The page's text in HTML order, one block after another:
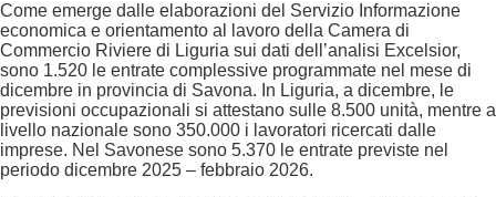
Come emerge dalle elaborazioni del Servizio Informazione
economica e orientamento al lavoro della Camera di
Commercio Riviere di Liguria sui dati dell’analisi Excelsior,
sono 1.520 le entrate complessive programmate nel mese di
dicembre in provincia di Savona. In Liguria, a dicembre, le
previsioni occupazionali si attestano sulle 8.500 unità, mentre a
livello nazionale sono 350.000 i lavoratori ricercati dalle
imprese. Nel Savonese sono 5.370 le entrate previste nel
periodo dicembre 2025 – febbraio 2026.